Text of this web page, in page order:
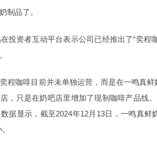
制品了。
投资者互动平台表示公司已经推出了“奕程
程咖啡目前并未单独运营，而是在一鸣真
，只是在奶吧店里增加了现制咖啡产品线
据显示，截至2024年12月13日，一鸣真鲜